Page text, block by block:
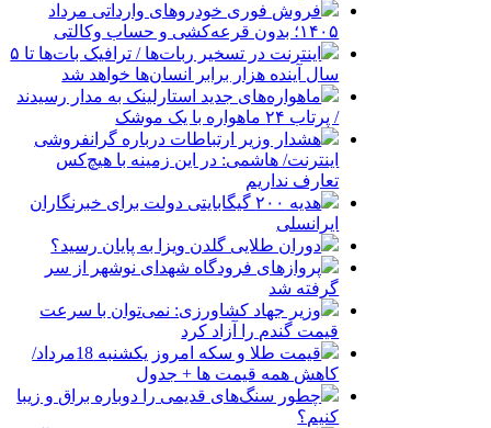
فروش فوری خودروهای وارداتی مرداد
۱۴۰۵؛ بدون قرعه‌کشی و حساب وکالتی
اینترنت در تسخیر ربات‌ها / ترافیک بات‌ها تا ۵
سال آینده هزار برابر انسان‌ها خواهد شد
ماهواره‌های جدید استارلینک به مدار رسیدند
/ پرتاب ۲۴ ماهواره با یک موشک
هشدار وزیر ارتباطات درباره گرانفروشی
اینترنت/ هاشمی: در این زمینه با هیچ‌کس
تعارف نداریم
هدیه ۲۰۰ گیگابایتی دولت برای خبرنگاران
ایرانسلی
دوران طلایی گلدن ویزا به پایان رسید؟
پروازهای فرودگاه شهدای نوشهر از سر
گرفته شد
وزیر جهاد کشاورزی: نمی‌توان با سرعت
قیمت گندم را آزاد کرد
قیمت طلا و سکه امروز یکشنبه 18مرداد/
کاهش همه قیمت ها + جدول
چطور سنگ‌های قدیمی را دوباره براق و زیبا
کنیم؟